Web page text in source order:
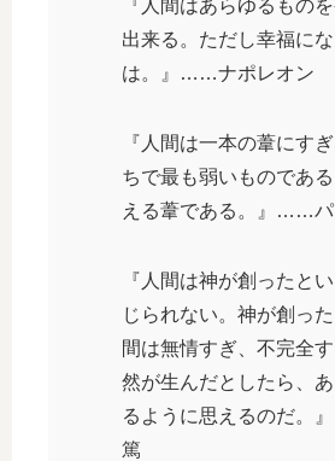
『人間はあらゆるもの
出来る。ただし幸福に
は。』……ナポレオン
『人間は一本の葦にす
ちで最も弱いものであ
える葦である。』……
『人間は神が創ったと
じられない。神が創っ
間は無情すぎ、不完全
然が生んだとしたら、
るように思えるのだ。
篤